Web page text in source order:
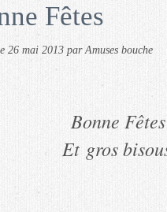
Fêtes
26 mai 2013 par Amuses bouche
Bonne
Et gros